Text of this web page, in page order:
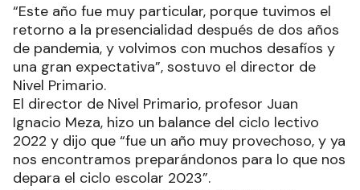
“Este año fue muy particular, porque tuvimos el
retorno a la presencialidad después de dos años
de pandemia, y volvimos con muchos desafíos y
una gran expectativa”, sostuvo el director de
Nivel Primario.
El director de Nivel Primario, profesor Juan
Ignacio Meza, hizo un balance del ciclo lectivo
2022 y dijo que “fue un año muy provechoso, y ya
nos encontramos preparándonos para lo que nos
depara el ciclo escolar 2023”.